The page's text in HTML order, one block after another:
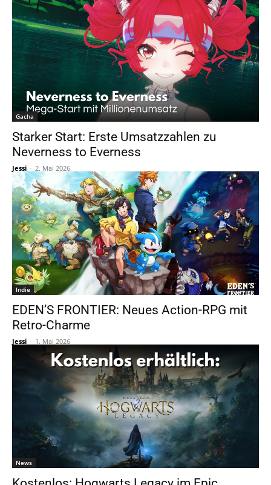
Gacha
Starker Start: Erste Umsatzzahlen zu
Neverness to Everness
Jessi - 2. Mai 2026
Indie
EDEN’S FRONTIER: Neues Action-RPG mit
Retro-Charme
Jessi - 1. Mai 2026
News